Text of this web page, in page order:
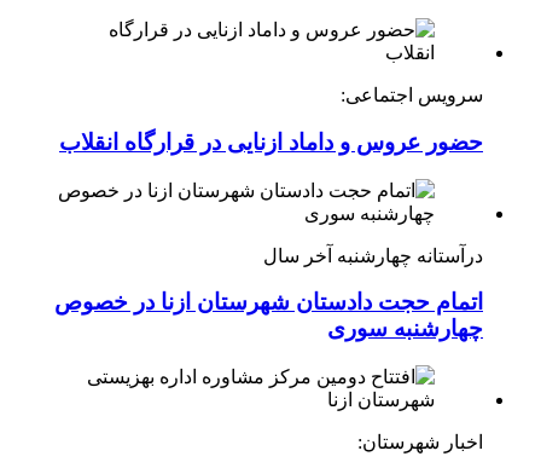
سرویس اجتماعی:
حضور عروس و داماد ازنایی در قرارگاه انقلاب
درآستانه چهارشنبه آخر سال
اتمام حجت دادستان شهرستان ازنا در خصوص
چهارشنبه ‌سوری
اخبار شهرستان: